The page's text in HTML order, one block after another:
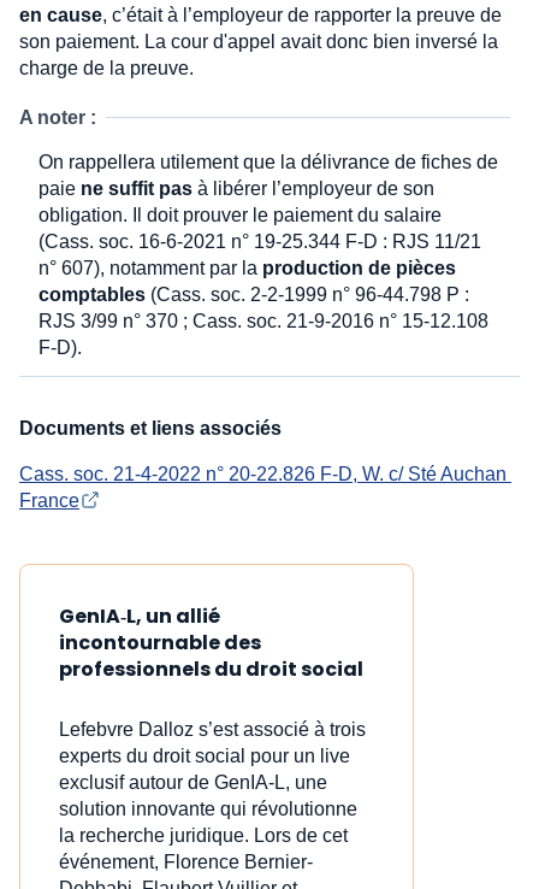
en cause, c’était à l’employeur de rapporter la preuve de
son paiement. La cour d'appel avait donc bien inversé la
charge de la preuve.
A noter :
On rappellera utilement que la délivrance de fiches de
paie ne suffit pas à libérer l’employeur de son
obligation. Il doit prouver le paiement du salaire
(Cass. soc. 16-6-2021 n° 19-25.344 F-D : RJS 11/21
n° 607), notamment par la production de pièces
comptables (Cass. soc. 2-2-1999 n° 96-44.798 P :
RJS 3/99 n° 370 ; Cass. soc. 21-9-2016 n° 15-12.108
F-D).
Documents et liens associés
Cass. soc. 21-4-2022 n° 20-22.826 F-D, W. c/ Sté Auchan
France
GenIA‑L, un allié
incontournable des
professionnels du droit social
Lefebvre Dalloz s’est associé à trois
experts du droit social pour un live
exclusif autour de GenIA‑L, une
solution innovante qui révolutionne
la recherche juridique. Lors de cet
événement, Florence Bernier-